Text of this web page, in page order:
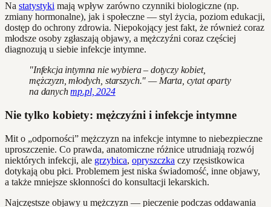
Na statystyki mają wpływ zarówno czynniki biologiczne (np.
zmiany hormonalne), jak i społeczne — styl życia, poziom edukacji,
dostęp do ochrony zdrowia. Niepokojący jest fakt, że również coraz
młodsze osoby zgłaszają objawy, a mężczyźni coraz częściej
diagnozują u siebie infekcje intymne.
"Infekcja intymna nie wybiera – dotyczy kobiet,
mężczyzn, młodych, starszych." — Marta, cytat oparty
na danychmp.pl, 2024
Nie tylko kobiety: mężczyźni i infekcje intymne
Mit o „odporności” mężczyzn na infekcje intymne to niebezpieczne
uproszczenie. Co prawda, anatomiczne różnice utrudniają rozwój
niektórych infekcji, ale grzybica, opryszczka czy rzęsistkowica
dotykają obu płci. Problemem jest niska świadomość, inne objawy,
a także mniejsze skłonności do konsultacji lekarskich.
Najczęstsze objawy u mężczyzn — pieczenie podczas oddawania